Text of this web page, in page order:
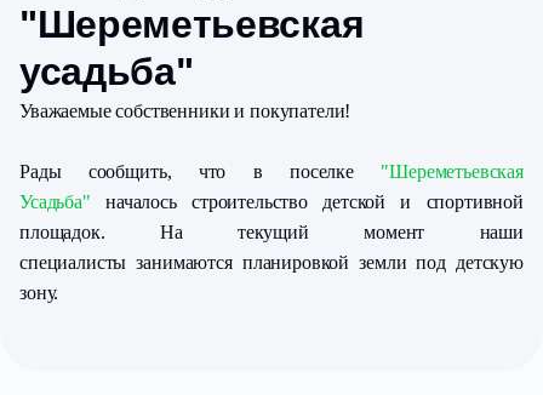
"Шереметьевская
усадьба"
Уважаемые собственники и покупатели!
Рады сообщить, что в поселке "Шереметьевская
Усадьба" началось строительство детской и спортивной
площадок. На текущий момент наши
специалисты занимаются планировкой земли под детскую
зону.